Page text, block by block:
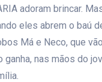
adoram brincar.
eles abrem o baú
Má e Neco, que
nas mãos do